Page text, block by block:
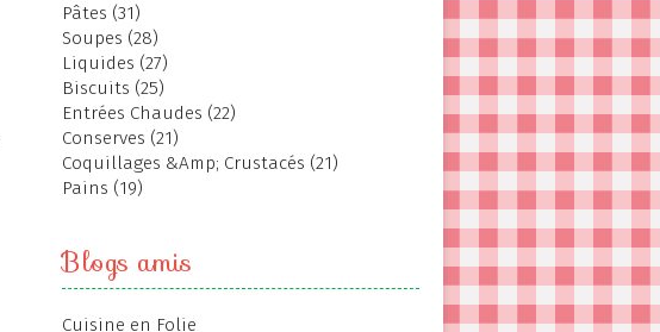
Pâtes (31)
Soupes (28)
Liquides (27)
Biscuits (25)
Entrées Chaudes (22)
Conserves (21)
Coquillages &Amp; Crustacés (21)
Pains (19)
Blogs amis
Cuisine en Folie